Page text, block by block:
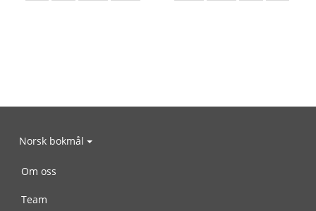
Norsk bokmål
Om oss
Team